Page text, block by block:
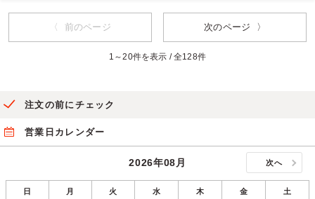
〈 前のページ 次のページ 〉
1～20件を表示 / 全128件
注文の前にチェック
営業日カレンダー
2026年08月 次へ
日 月 火 水 木 金 土